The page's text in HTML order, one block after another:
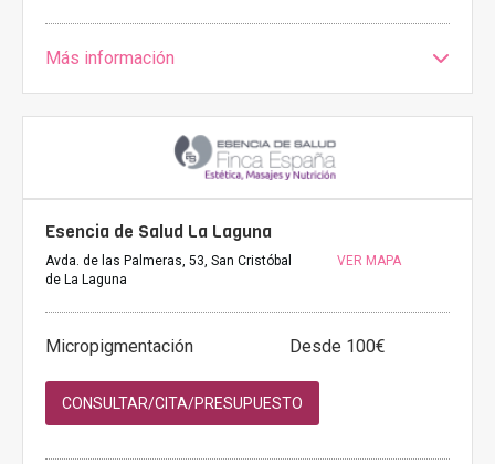
Más información
Esencia de Salud La Laguna
Avda. de las Palmeras, 53, San Cristóbal
de La Laguna
VER MAPA
Micropigmentación Desde 100€
CONSULTAR/CITA/PRESUPUESTO